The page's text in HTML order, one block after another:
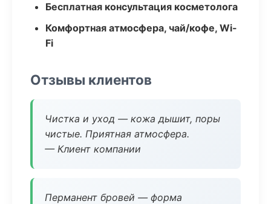
Бесплатная консультация косметолога
Комфортная атмосфера, чай/кофе, Wi-
Fi
Отзывы клиентов
Чистка и уход — кожа дышит, поры
чистые. Приятная атмосфера.
— Клиент компании
Перманент бровей — форма